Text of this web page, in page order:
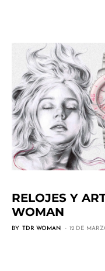
RELOJES Y
WOMAN
BY TDR WOMAN 12 DE